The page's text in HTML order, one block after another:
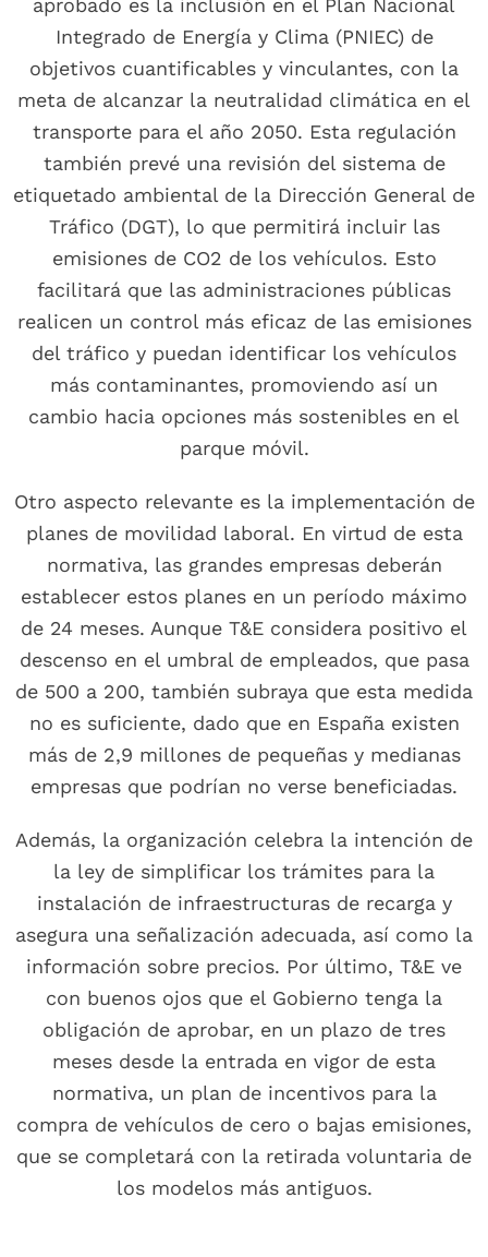
aprobado es la inclusión en el Plan Nacional
Integrado de Energía y Clima (PNIEC) de
objetivos cuantificables y vinculantes, con la
meta de alcanzar la neutralidad climática en el
transporte para el año 2050. Esta regulación
también prevé una revisión del sistema de
etiquetado ambiental de la Dirección General de
Tráfico (DGT), lo que permitirá incluir las
emisiones de CO2 de los vehículos. Esto
facilitará que las administraciones públicas
realicen un control más eficaz de las emisiones
del tráfico y puedan identificar los vehículos
más contaminantes, promoviendo así un
cambio hacia opciones más sostenibles en el
parque móvil.
Otro aspecto relevante es la implementación de
planes de movilidad laboral. En virtud de esta
normativa, las grandes empresas deberán
establecer estos planes en un período máximo
de 24 meses. Aunque T&E considera positivo el
descenso en el umbral de empleados, que pasa
de 500 a 200, también subraya que esta medida
no es suficiente, dado que en España existen
más de 2,9 millones de pequeñas y medianas
empresas que podrían no verse beneficiadas.
Además, la organización celebra la intención de
la ley de simplificar los trámites para la
instalación de infraestructuras de recarga y
asegura una señalización adecuada, así como la
información sobre precios. Por último, T&E ve
con buenos ojos que el Gobierno tenga la
obligación de aprobar, en un plazo de tres
meses desde la entrada en vigor de esta
normativa, un plan de incentivos para la
compra de vehículos de cero o bajas emisiones,
que se completará con la retirada voluntaria de
los modelos más antiguos.